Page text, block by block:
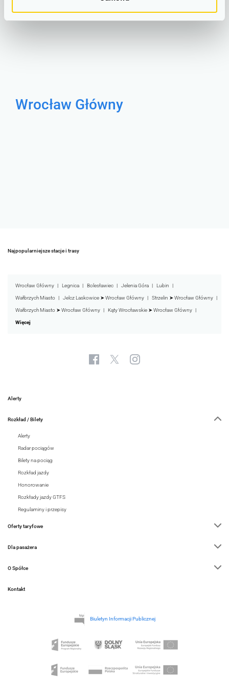
Wrocław Główny
Najpopularniejsze stacje i trasy
Wrocław Główny Legnica Bolesławiec Jelenia Góra Lubin
Wałbrzych Miasto Jelcz Laskowice ➤ Wrocław Główny Strzelin ➤ Wrocław Główny
Wałbrzych Miasto ➤ Wrocław Główny Kąty Wrocławskie ➤ Wrocław Główny
Więcej
Alerty
Rozkład / Bilety
Alerty
Radar pociągów
Bilety na pociąg
Rozkład jazdy
Honorowanie
Rozkłady jazdy GTFS
Regulaminy i przepisy
Oferty taryfowe
Dla pasażera
O Spółce
Kontakt
Biuletyn Informacji Publicznej